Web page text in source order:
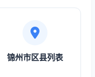
锦州市区县列表